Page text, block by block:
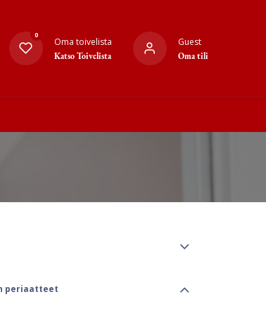
0
Oma toivelista
Katso Toivelista
Guest
Oma tili
periaatteet